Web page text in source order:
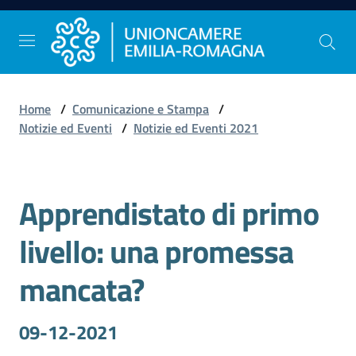
Vai al contenuto
Vai alla navigazione
Vai al footer
Comunicazione
Studi
e
Statistica
Orientamento
Home / Comunicazione e Stampa /
Notizie ed Eventi / Notizie ed Eventi 2021
Salta al contenuto
Apprendistato di primo
livello: una promessa
mancata?
09-12-2021